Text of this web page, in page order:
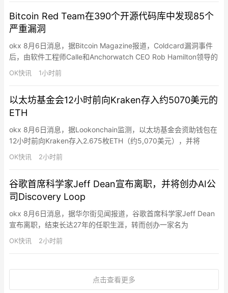
支付服务商，核心依托PalmPar…
Bitcoin Red Team在390个开源代码库中发现85个
严重漏洞
okx 8月6日消息，据Bitcoin Magazine报道，Coldcard漏洞事件
后，由软件工程师Calle和Anchorwatch CEO Rob Hamilton领导的
Bitcoin Red Team已获得资助，投入超4万美元AI代币对390多个
开源代码库进行安全审计。截至最新更新，团队已在27.5小时内提
OK快讯 1小时前
以太坊基金会12小时前向Kraken存入约5070美元的
ETH
okx 8月6日消息，据Lookonchain监测，以太坊基金会资助钱包在
12小时前向Kraken存入2.675枚ETH（约5,070美元），并将
578.38枚ETH（约108万美元）转移至一个新的Gnosis Safe
Proxy钱包。
OK快讯 2小时前
谷歌首席科学家Jeff Dean宣布离职，并将创办AI公
司Discovery Loop
okx 8月6日消息，据华尔街见闻报道，谷歌首席科学家Jeff Dean
宣布离职，结束长达27年的任职生涯，转而创办一家名为
Discovery Loop的AI初创公司，专注于自动化科学研究流程。与他
同行的还有三位谷歌资深科学家Oriol Vinyals、Quoc Le和Sanjay
Alpha…
OK快讯 2小时前
点击查看更多